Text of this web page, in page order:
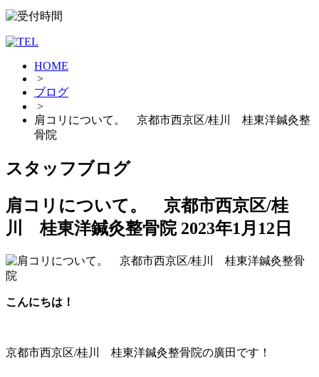
HOME
>
ブログ
>
肩コリについて。 京都市西京区/桂川 桂東洋鍼灸整
骨院
スタッフブログ
肩コリについて。 京都市西京区/桂
川 桂東洋鍼灸整骨院 2023年1月12日
こんにちは！
京都市西京区/桂川 桂東洋鍼灸整骨院の廣田です！